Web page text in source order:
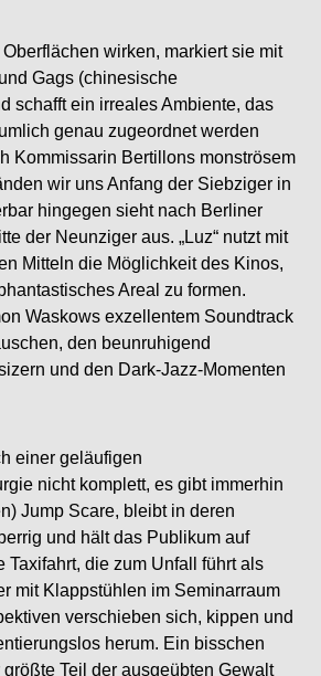
wirken, markiert sie mit
Gags (chinesische
schafft ein irreales Ambiente, das
genau zugeordnet werden
Kommissarin Bertillons monströsem
wir uns Anfang der Siebziger in
hingegen sieht nach Berliner
der Neunziger aus. „Luz“ nutzt mit
Mitteln die Möglichkeit des Kinos,
Areal zu formen.
Waskows exzellentem Soundtrack
den beunruhigend
und den Dark-Jazz-Momenten
einer geläufigen
nicht komplett, es gibt immerhin
Jump Scare, bleibt in deren
und hält das Publikum auf
Taxifahrt, die zum Unfall führt als
mit Klappstühlen im Seminarraum
verschieben sich, kippen und
herum. Ein bisschen
Teil der ausgeübten Gewalt